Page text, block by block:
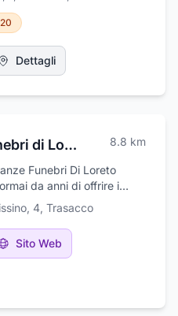
Dettagli
Onoranze Funebri di Loreto - Ippoliti 8.8 km
Funebri Di Loreto
da anni di offrire i
ed
clienti. Ci occupiamo di
in città, fuori
vestizione, camera
manifesti, disbrigo
floreali funebri. Grazie alla
professionalità e
4, Trasacco
Sito Web